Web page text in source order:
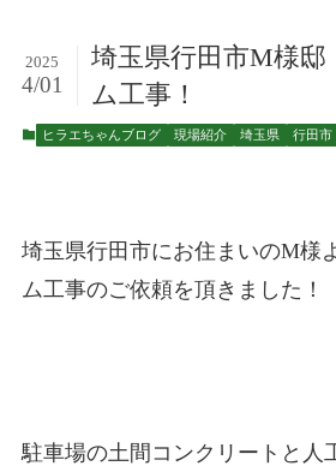
埼玉県行田市M様
ム工事！
2025
4/01
ヒラエちゃんブログ 現場紹介 埼玉県 行田市
埼玉県行田市にお住まいのM様
ム工事のご依頼を頂きました！
駐車場の土間コンクリートと人